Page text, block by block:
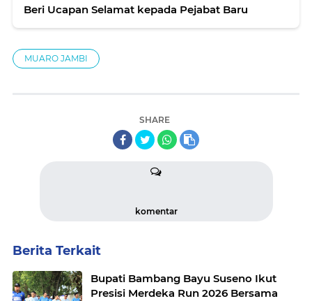
Beri Ucapan Selamat kepada Pejabat Baru
MUARO JAMBI
SHARE
komentar
Berita Terkait
Bupati Bambang Bayu Suseno Ikut
Presisi Merdeka Run 2026 Bersama